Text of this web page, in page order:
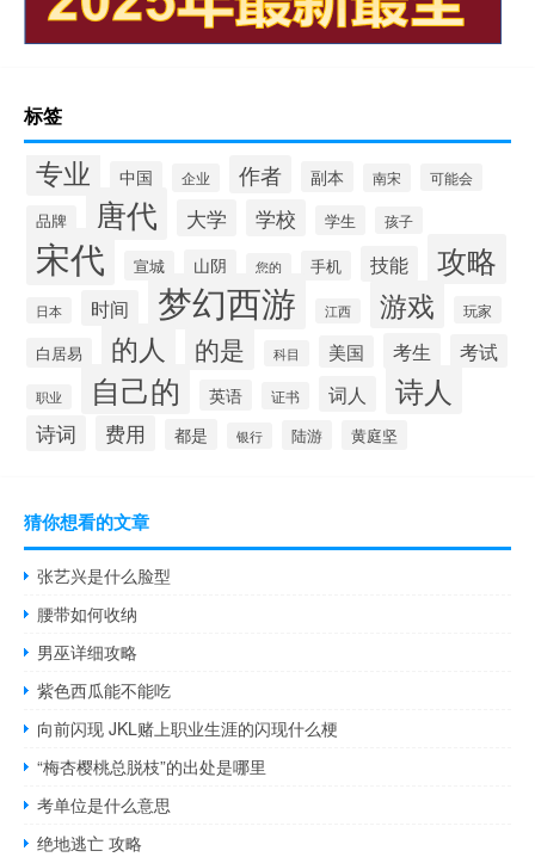
标签
专业 中国 企业 作者 副本 南宋 可能会
品牌 唐代 大学 学校 学生 孩子
宋代 宣城 山阴 您的 手机 技能 攻略
日本 时间 梦幻西游 江西 游戏 玩家
白居易 的人 的是 科目 美国 考生 考试
职业 自己的 英语 证书 词人 诗人
诗词 费用 都是 银行 陆游 黄庭坚
猜你想看的文章
张艺兴是什么脸型
腰带如何收纳
男巫详细攻略
紫色西瓜能不能吃
向前闪现 JKL赌上职业生涯的闪现什么梗
“梅杏樱桃总脱枝”的出处是哪里
考单位是什么意思
绝地逃亡 攻略